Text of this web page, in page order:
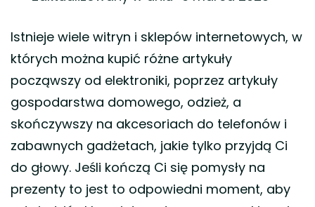
Istnieje wiele witryn i sklepów internetowych, w
których można kupić różne artykuły
począwszy od elektroniki, poprzez artykuły
gospodarstwa domowego, odzież, a
skończywszy na akcesoriach do telefonów i
zabawnych gadżetach, jakie tylko przyjdą Ci
do głowy. Jeśli kończą Ci się pomysły na
prezenty to jest to odpowiedni moment, aby